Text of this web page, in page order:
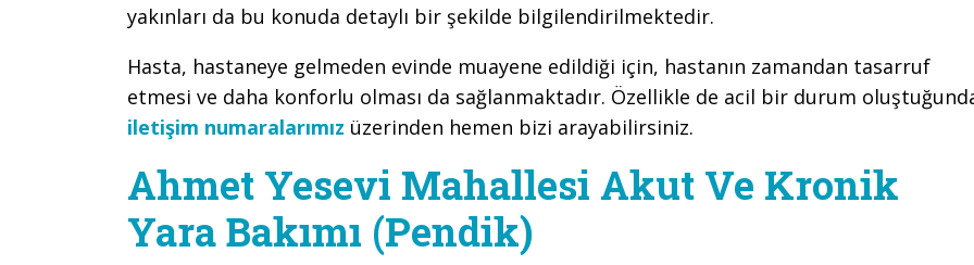
yakınları da bu konuda detaylı bir şekilde bilgilendirilmektedir.
Hasta, hastaneye gelmeden evinde muayene edildiği için, hastanın zamandan tasarruf
etmesi ve daha konforlu olması da sağlanmaktadır. Özellikle de acil bir durum
iletişim numaralarımız üzerinden hemen bizi arayabilirsiniz.
Ahmet Yesevi Mahallesi Akut Ve Kronik
Yara Bakımı (Pendik)